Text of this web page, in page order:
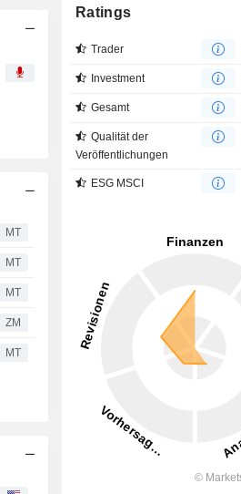
MT
MT
MT
ZM
MT
Ratings
Trader
Investment
Gesamt
Qualität der
Veröffentlichungen
ESG MSCI